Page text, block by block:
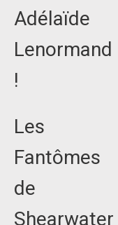
Adélaïde
Lenormand
!
Les
Fantômes
de
Shearwater